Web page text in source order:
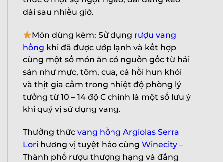
dài sau nhiều giờ.
Món dùng kèm: Sử dụng rượu vang
hồng khi đã được ướp lạnh và kết hợp
cùng một số món ăn có nguồn gốc từ hải
sản như mực, tôm, cua, cá hồi hun khói
và thịt gia cầm trong nhiệt độ phòng lý
tưởng từ 10 – 14 độ C chính là một số lưu ý
khi quý vị sử dụng vang.
Thưởng thức vang hồng Argiolas Serra
Lori hương vị tuyệt hảo cùng Winecity –
Thành phố rượu thượng hạng và đẳng